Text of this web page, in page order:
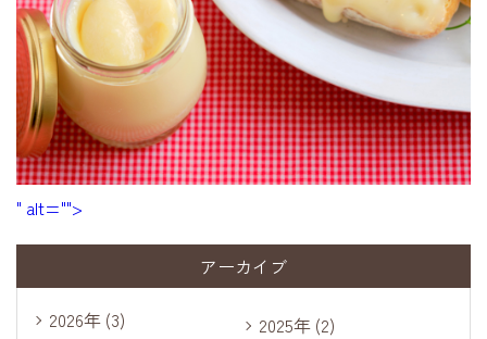
" alt="">
アーカイブ
2026年 (3)
2025年 (2)